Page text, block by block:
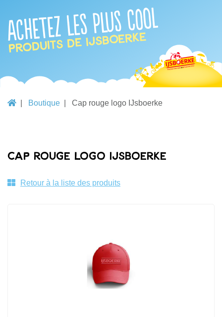
Achetez les plus cool
produits de IJsboerke
Boutique Cap rouge logo IJsboerke
Cap rouge logo IJsboerke
Retour à la liste des produits